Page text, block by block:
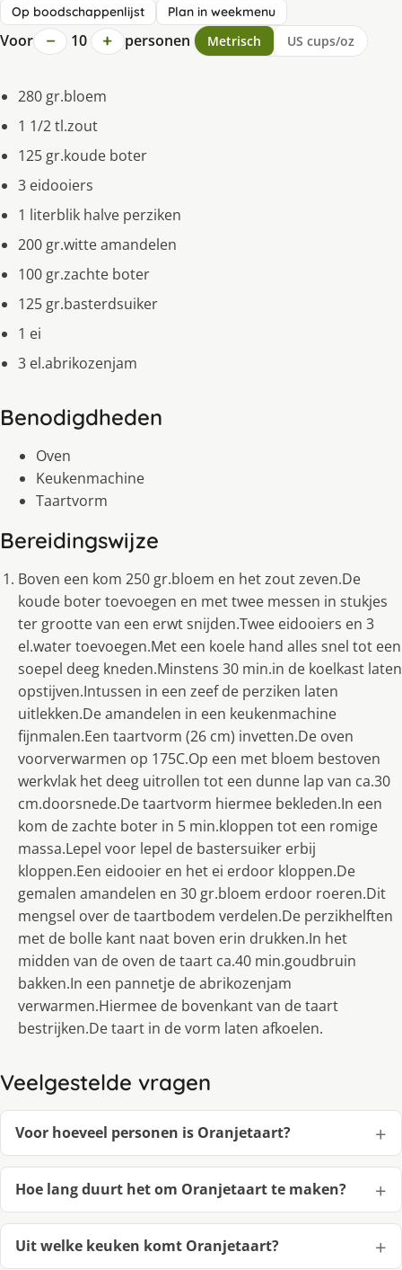
Op boodschappenlijst Plan in weekmenu
Voor − 10 + personen Metrisch US cups/oz
280 gr.bloem
1 1/2 tl.zout
125 gr.koude boter
3 eidooiers
1 literblik halve perziken
200 gr.witte amandelen
100 gr.zachte boter
125 gr.basterdsuiker
1 ei
3 el.abrikozenjam
Benodigdheden
Oven
Keukenmachine
Taartvorm
Bereidingswijze
Boven een kom 250 gr.bloem en het zout zeven.De
koude boter toevoegen en met twee messen in stukjes
ter grootte van een erwt snijden.Twee eidooiers en 3
el.water toevoegen.Met een koele hand alles snel tot een
soepel deeg kneden.Minstens 30 min.in de koelkast laten
opstijven.Intussen in een zeef de perziken laten
uitlekken.De amandelen in een keukenmachine
fijnmalen.Een taartvorm (26 cm) invetten.De oven
voorverwarmen op 175C.Op een met bloem bestoven
werkvlak het deeg uitrollen tot een dunne lap van ca.30
cm.doorsnede.De taartvorm hiermee bekleden.In een
kom de zachte boter in 5 min.kloppen tot een romige
massa.Lepel voor lepel de bastersuiker erbij
kloppen.Een eidooier en het ei erdoor kloppen.De
gemalen amandelen en 30 gr.bloem erdoor roeren.Dit
mengsel over de taartbodem verdelen.De perzikhelften
met de bolle kant naat boven erin drukken.In het
midden van de oven de taart ca.40 min.goudbruin
bakken.In een pannetje de abrikozenjam
verwarmen.Hiermee de bovenkant van de taart
bestrijken.De taart in de vorm laten afkoelen.
Veelgestelde vragen
Voor hoeveel personen is Oranjetaart?
Hoe lang duurt het om Oranjetaart te maken?
Uit welke keuken komt Oranjetaart?